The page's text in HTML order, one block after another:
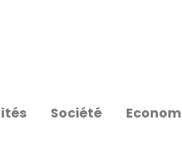
Société